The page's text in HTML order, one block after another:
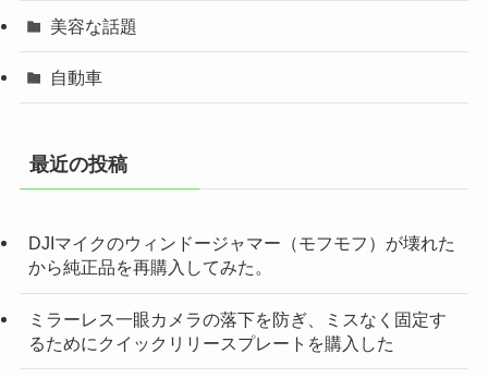
美容な話題
自動車
最近の投稿
DJIマイクのウィンドージャマー（モフモフ）が壊れた
から純正品を再購入してみた。
ミラーレス一眼カメラの落下を防ぎ、ミスなく固定す
るためにクイックリリースプレートを購入した